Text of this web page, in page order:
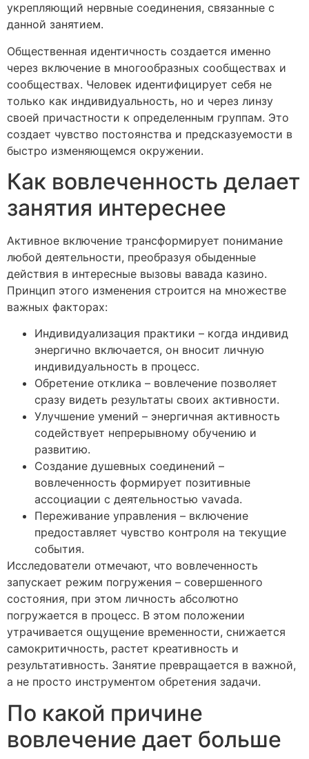
укрепляющий нервные соединения, связанные с
данной занятием.
Общественная идентичность создается именно
через включение в многообразных сообществах и
сообществах. Человек идентифицирует себя не
только как индивидуальность, но и через линзу
своей причастности к определенным группам. Это
создает чувство постоянства и предсказуемости в
быстро изменяющемся окружении.
Как вовлеченность делает
занятия интереснее
Активное включение трансформирует понимание
любой деятельности, преобразуя обыденные
действия в интересные вызовы вавада казино.
Принцип этого изменения строится на множестве
важных факторах:
Индивидуализация практики – когда индивид
энергично включается, он вносит личную
индивидуальность в процесс.
Обретение отклика – вовлечение позволяет
сразу видеть результаты своих активности.
Улучшение умений – энергичная активность
содействует непрерывному обучению и
развитию.
Создание душевных соединений –
вовлеченность формирует позитивные
ассоциации с деятельностью vavada.
Переживание управления – включение
предоставляет чувство контроля на текущие
события.
Исследователи отмечают, что вовлеченность
запускает режим погружения – совершенного
состояния, при этом личность абсолютно
погружается в процесс. В этом положении
утрачивается ощущение временности, снижается
самокритичность, растет креативность и
результативность. Занятие превращается в важной,
а не просто инструментом обретения задачи.
По какой причине
вовлечение дает больше